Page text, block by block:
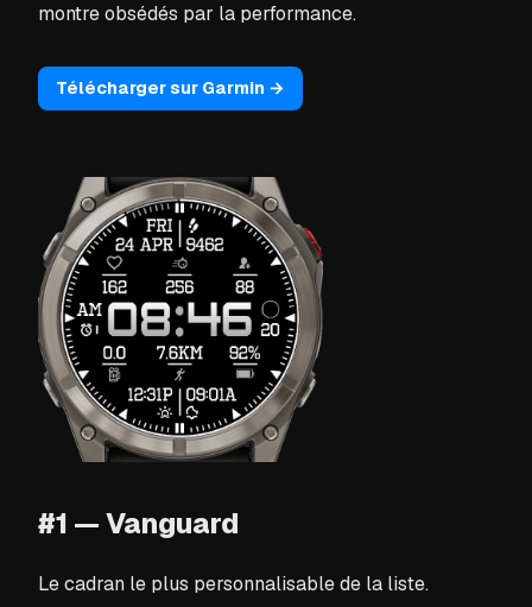
montre obsédés par la performance.
Télécharger sur Garmin →
#1 — Vanguard
Le cadran le plus personnalisable de la liste.